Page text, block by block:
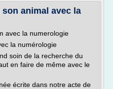
animal avec la
avec la numerologie
la numérologie
soin de la recherche du
en faire de même avec le
écrite dans notre acte de